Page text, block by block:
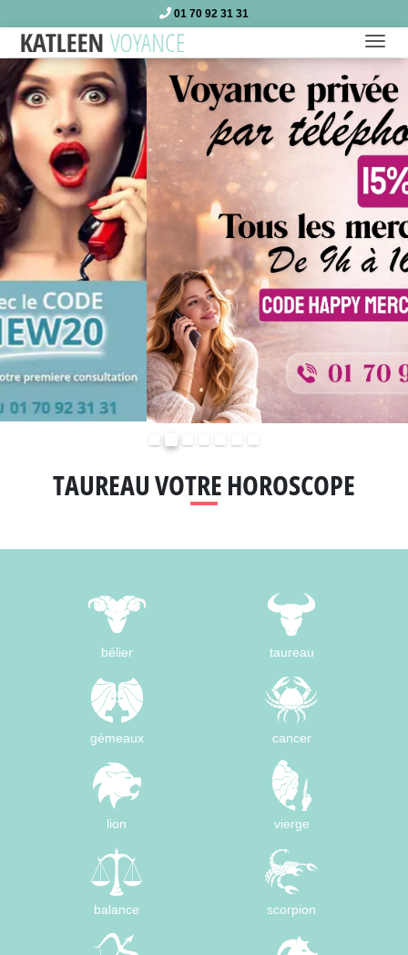
01 70 92 31 31
TAUREAU VOTRE HOROSCOPE
bélier taureau
gémeaux cancer
lion vierge
balance scorpion